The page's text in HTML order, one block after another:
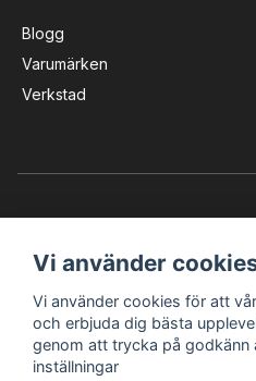
Blogg
Varumärken
Verkstad
Instagram
Vi använder
Vi använder cookies för att
och erbjuda dig bästa
genom att trycka på godkänn
inställningar